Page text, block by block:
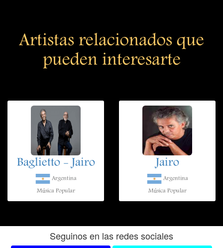
Artistas relacionados que
pueden interesarte
Baglietto - Jairo
Argentina
Música Popular
Jairo
Argentina
Música Popular
Seguinos en las redes sociales